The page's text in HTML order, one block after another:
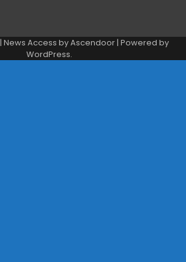
| News Access byAscendoor | Powered by
WordPress.